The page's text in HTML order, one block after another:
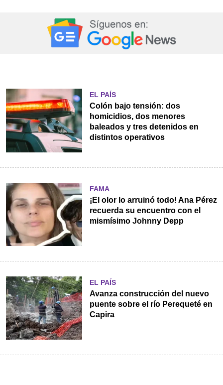
EL PAÍS
Colón bajo tensión: dos
homicidios, dos menores
baleados y tres detenidos en
distintos operativos
FAMA
¡El olor lo arruinó todo! Ana Pérez
recuerda su encuentro con el
mismísimo Johnny Depp
EL PAÍS
Avanza construcción del nuevo
puente sobre el río Perequeté en
Capira